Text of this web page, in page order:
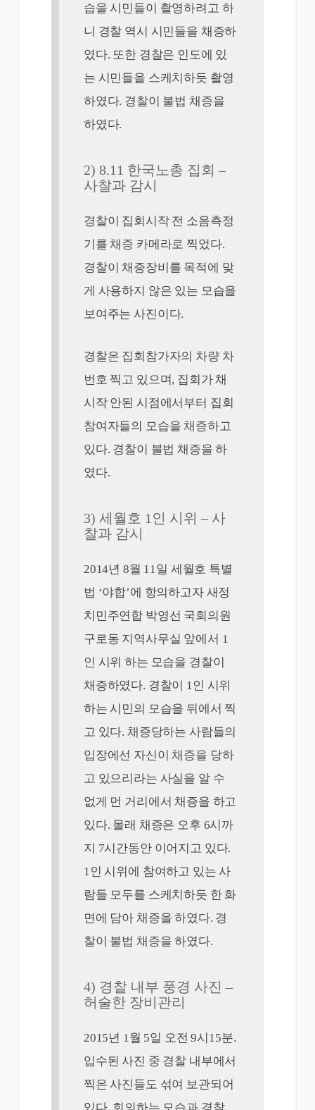
습을 시민들이 촬영하려고 하
니 경찰 역시 시민들을 채증하
였다. 또한 경찰은 인도에 있
는 시민들을 스케치하듯 촬영
하였다. 경찰이 불법 채증을
하였다.
2) 8.11 한국노총 집회 –
사찰과 감시
경찰이 집회시작 전 소음측정
기를 채증 카메라로 찍었다.
경찰이 채증장비를 목적에 맞
게 사용하지 않은 있는 모습을
보여주는 사진이다.
경찰은 집회참가자의 차량 차
번호 찍고 있으며, 집회가 채
시작 안된 시점에서부터 집회
참여자들의 모습을 채증하고
있다. 경찰이 불법 채증을 하
였다.
3) 세월호 1인 시위 – 사
찰과 감시
2014년 8월 11일 세월호 특별
법 ‘야합’에 항의하고자 새정
치민주연합 박영선 국회의원
구로동 지역사무실 앞에서 1
인 시위 하는 모습을 경찰이
채증하였다. 경찰이 1인 시위
하는 시민의 모습을 뒤에서 찍
고 있다. 채증당하는 사람들의
입장에선 자신이 채증을 당하
고 있으리라는 사실을 알 수
없게 먼 거리에서 채증을 하고
있다. 몰래 채증은 오후 6시까
지 7시간동안 이어지고 있다.
1인 시위에 참여하고 있는 사
람들 모두를 스케치하듯 한 화
면에 담아 채증을 하였다. 경
찰이 불법 채증을 하였다.
4) 경찰 내부 풍경 사진 –
허술한 장비관리
2015년 1월 5일 오전 9시15분.
입수된 사진 중 경찰 내부에서
찍은 사진들도 섞여 보관되어